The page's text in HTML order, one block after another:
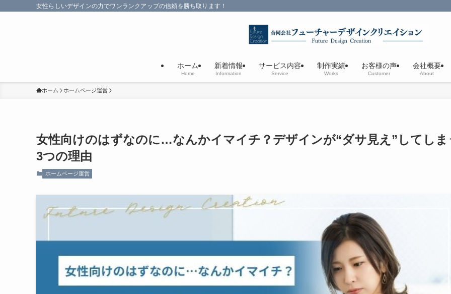
女性らしいデザインの力でワンランクアップの信頼を勝ち取ります！
ホーム
Home
新着情報
Information
サービス内容
Service
制作実績
Works
お客様の声
Customer
会社概要
About
ホーム ホームページ運営
女性向けのはずなのに…なんかイマイチ？デザインが“ダサ見え”してしま
3つの理由
ホームページ運営